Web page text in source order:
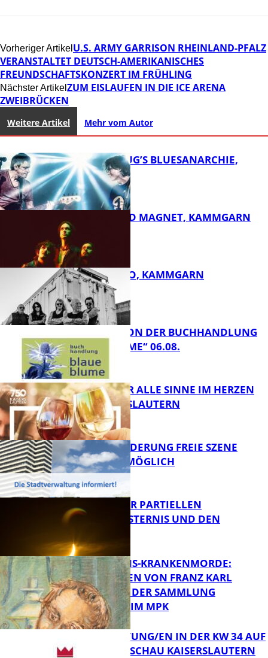
Vorheriger Artikel U.S. ARMY GARRISON RHEINLAND-PFALZ
VERANSTALTET DEUTSCH-AMERIKANISCHES
FREUNDSCHAFTSKONZERT IM FRÜHLING
Nächster Artikel ZUM EISLAUFEN IN DIE ICE ARENA
ZWEIBRÜCKEN
Weitere Artikel Mehr vom Autor
THOMAS BLUG’S BLUESANARCHIE,
KAMMGARN
FB Kultur
DIRTY SOUND MAGNET, KAMMGARN
ROSE TATTOO, KAMMGARN
FB Kultur
LESETIPPS VON DER BUCHHANDLUNG
„BLAUE BLUME“ 06.08.
FB Kultur
GENÜSSE FÜR ALLE SINNE IM HERZEN
VON KAISERSLAUTERN
PROJEKTFÖRDERUNG FREIE SZENE
WEITERHIN MÖGLICH
Bildung
VORTRAG ZUR PARTIELLEN
SONNENFINSTERNIS UND DEN
PERSEIDEN
OPFER DER NS-KRANKENMORDE:
ZEICHNUNGEN VON FRANZ KARL
BÜHLER AUS DER SAMMLUNG
PRINZHORN IM MPK
VERANSTALTUNG/EN IN DER KW 34 AUF
DER GARTENSCHAU KAISERSLAUTERN